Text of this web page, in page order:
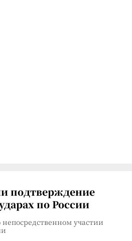
подтверждение
по России
участии